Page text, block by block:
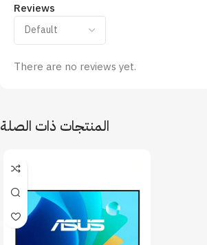
Reviews
There are no reviews yet.
المنتجات ذات الصلة